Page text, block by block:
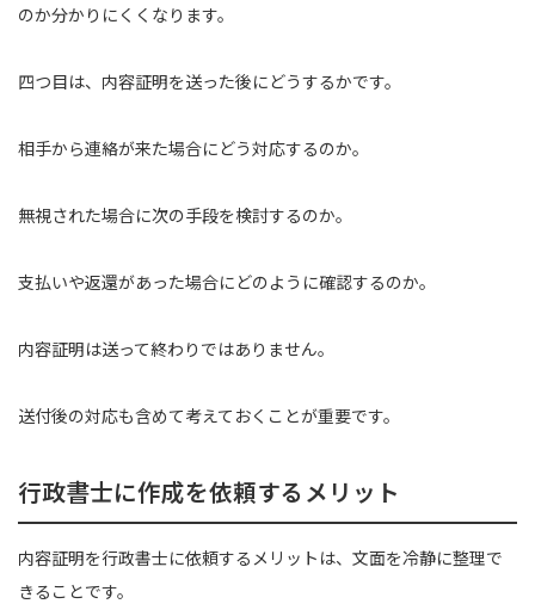
のか分かりにくくなります。
四つ目は、内容証明を送った後にどうするかです。
相手から連絡が来た場合にどう対応するのか。
無視された場合に次の手段を検討するのか。
支払いや返還があった場合にどのように確認するのか。
内容証明は送って終わりではありません。
送付後の対応も含めて考えておくことが重要です。
行政書士に作成を依頼するメリット
内容証明を行政書士に依頼するメリットは、文面を冷静に整理で
きることです。